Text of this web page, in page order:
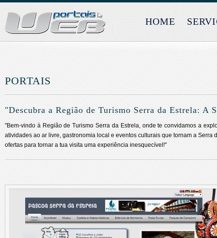
HOME
PORTAIS
"Descubra a Região de Turismo Serra da Estrela: A
"Bem-vindo à Região de Turismo Serra da Estrela, onde te convidamos a
atividades ao ar livre, gastronomia local e eventos culturais que tornam a
ofertas para tornar a tua visita uma experiência inesquecível!"